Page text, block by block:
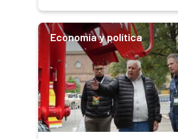
Economía y política